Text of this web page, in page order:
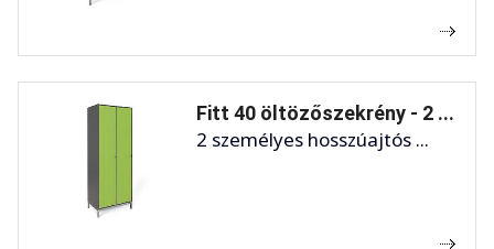
Fitt 40 öltözőszekrény - 2 ...
2 személyes hosszúajtós ...